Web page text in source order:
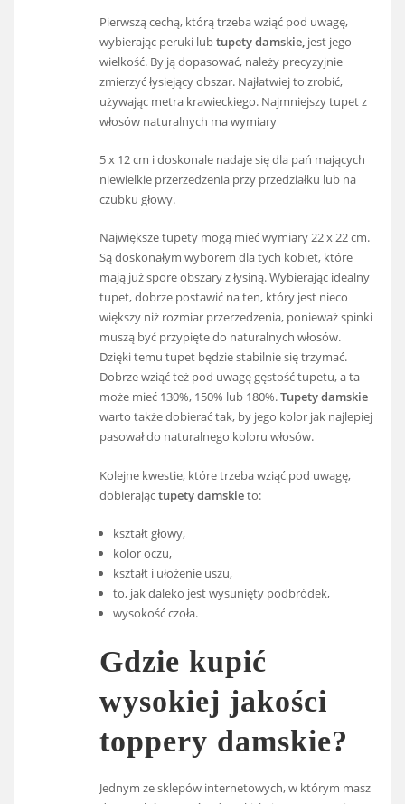
Pierwszą cechą, którą trzeba wziąć pod uwagę,
wybierając peruki lubtupety damskie, jest jego
wielkość. By ją dopasować, należy precyzyjnie
zmierzyć łysiejący obszar. Najłatwiej to zrobić,
używając metra krawieckiego. Najmniejszy tupet z
włosów naturalnych ma wymiary
5 x 12 cm i doskonale nadaje się dla pań mających
niewielkie przerzedzenia przy przedziałku lub na
czubku głowy.
Największe tupety mogą mieć wymiary 22 x 22 cm.
Są doskonałym wyborem dla tych kobiet, które
mają już spore obszary z łysiną. Wybierając idealny
tupet, dobrze postawić na ten, który jest nieco
większy niż rozmiar przerzedzenia, ponieważ spinki
muszą być przypięte do naturalnych włosów.
Dzięki temu tupet będzie stabilnie się trzymać.
Dobrze wziąć też pod uwagę gęstość tupetu, a ta
może mieć 130%, 150% lub 180%.Tupety damskie
warto także dobierać tak, by jego kolor jak najlepiej
pasował do naturalnego koloru włosów.
Kolejne kwestie, które trzeba wziąć pod uwagę,
dobierająctupety damskieto:
kształt głowy,
kolor oczu,
kształt i ułożenie uszu,
to, jak daleko jest wysunięty podbródek,
wysokość czoła.
Gdzie kupić
wysokiej jakości
toppery damskie?
Jednym ze sklepów internetowych, w którym masz